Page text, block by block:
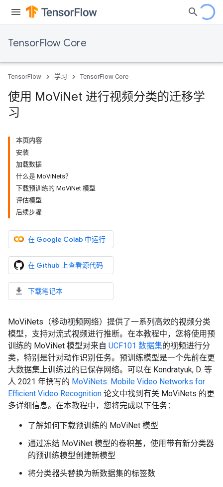
TensorFlow Core
TensorFlow 学习 TensorFlow Core
使用 MoViNet 进行视频分类的迁移学
习
本页内容
安装
加载数据
什么是 MoViNets？
下载预训练的 MoViNet 模型
评估模型
后续步骤
在 Google Colab 中运行
在 Github 上查看源代码
下载笔记本
MoViNets（移动视频网络）提供了一系列高效的视频分类
模型，支持对流式视频进行推断。在本教程中，您将使用预
训练的 MoViNet 模型对来自 UCF101 数据集的视频进行分
类，特别是针对动作识别任务。预训练模型是一个先前在更
大数据集上训练过的已保存网络。可以在 Kondratyuk, D. 等
人 2021 年撰写的 MoViNets: Mobile Video Networks for
Efficient Video Recognition 论文中找到有关 MoViNets 的更
多详细信息。在本教程中，您将完成以下任务：
了解如何下载预训练的 MoViNet 模型
通过冻结 MoViNet 模型的卷积基，使用带有新分类器
的预训练模型创建新模型
将分类器头替换为新数据集的标签数